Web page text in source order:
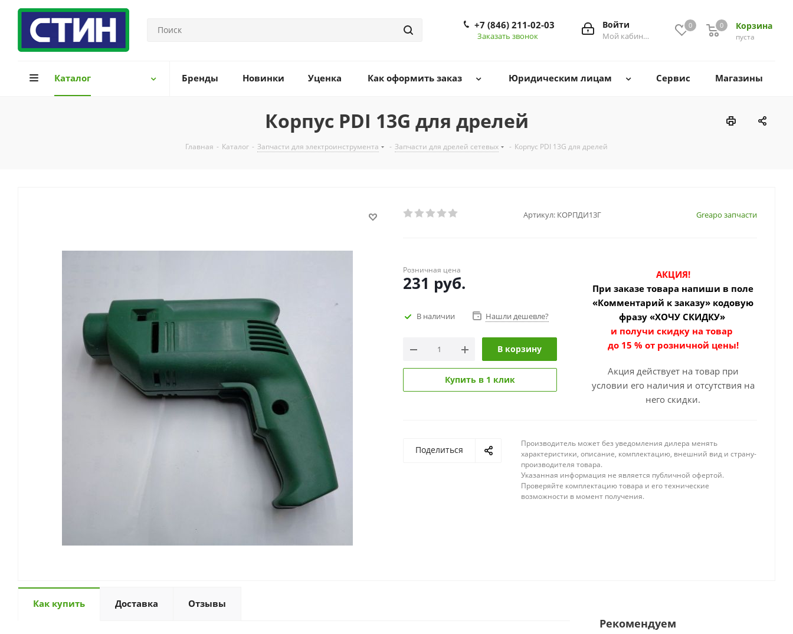
0 Корзина
0
пуста
0
Войти
Мой кабинет
+7 (846) 211-02-03
Заказать звонок
Каталог Бренды Новинки Уценка Как оформить заказ Юридическим лицам Сервис Магазины
Корпус РDI 13G для дрелей
Главная - Каталог - Запчасти для электроинструмента - Запчасти для дрелей сетевых - Корпус РDI 13G для дрелей
Артикул: КОРПДИ13Г Greapo запчасти
Розничная цена
231 руб.
В наличии Нашли дешевле?
В корзину
Купить в 1 клик
АКЦИЯ!
При заказе товара напиши в поле
«Комментарий к заказу» кодовую
фразу «ХОЧУ СКИДКУ»
и получи скидку на товар
до 15 % от розничной цены!
Акция действует на товар при
условии его наличия и отсутствия на
него скидки.
Поделиться
Производитель может без уведомления дилера менять
характеристики, описание, комплектацию, внешний вид и страну-
производителя товара.
Указанная информация не является публичной офертой.
Проверяйте комплектацию товара и его технические
возможности в момент получения.
Как купить Доставка Отзывы
Рекомендуем